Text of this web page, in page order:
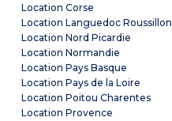
Location Corse
Location Languedoc Roussillon
Location Nord Picardie
Location Normandie
Location Pays Basque
Location Pays de la Loire
Location Poitou Charentes
Location Provence